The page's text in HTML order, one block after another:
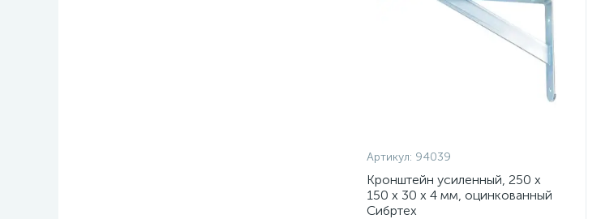
Артикул: 94039
Кронштейн усиленный, 250 х
150 х 30 х 4 мм, оцинкованный
Сибртех